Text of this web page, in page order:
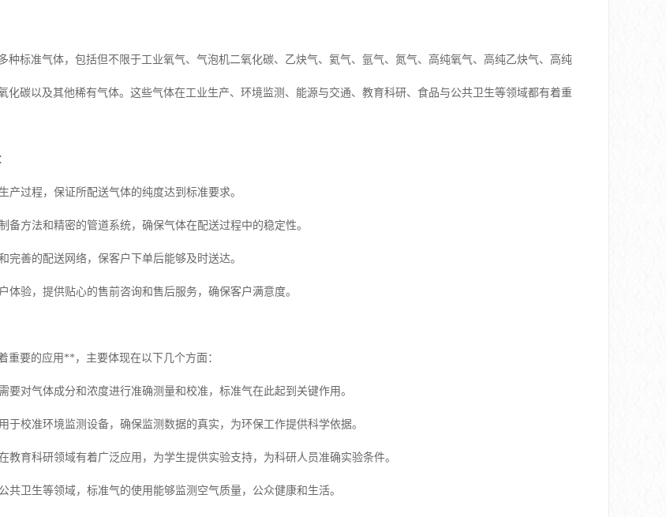
种标准气体，包括但不限于工业氧气、气泡机二氧化碳、乙炔气、氦气、氩气、氮气、高纯氧气、高纯乙炔气、高纯
化碳以及其他稀有气体。这些气体在工业生产、环境监测、能源与交通、教育科研、食品与公共卫生等领域都有着重
产过程，保证所配送气体的纯度达到标准要求。
备方法和精密的管道系统，确保气体在配送过程中的稳定性。
完善的配送网络，保客户下单后能够及时送达。
体验，提供贴心的售前咨询和售后服务，确保客户满意度。
重要的应用**，主要体现在以下几个方面：
要对气体成分和浓度进行准确测量和校准，标准气在此起到关键作用。
于校准环境监测设备，确保监测数据的真实，为环保工作提供科学依据。
教育科研领域有着广泛应用，为学生提供实验支持，为科研人员准确实验条件。
共卫生等领域，标准气的使用能够监测空气质量，公众健康和生活。